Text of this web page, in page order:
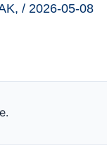
, / 2026-05-08